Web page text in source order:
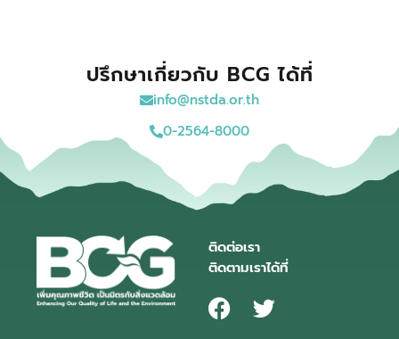
ปรึกษาเกี่ยวกับ BCG ได้ที่
info@nstda.or.th
0-2564-8000
ติดต่อเรา
ติดตามเราได้ที่